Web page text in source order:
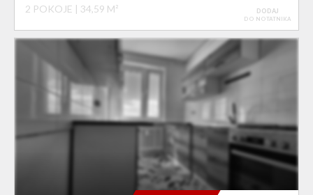
2 POKOJE 34,59 M² DODAJ
DO NOTATNIKA